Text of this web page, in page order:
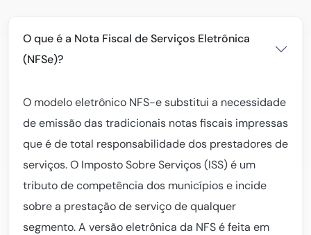
O que é a Nota Fiscal de Serviços Eletrônica
(NFSe)?
O modelo eletrônico NFS-e substitui a necessidade
de emissão das tradicionais notas fiscais impressas
que é de total responsabilidade dos prestadores de
serviços. O Imposto Sobre Serviços (ISS) é um
tributo de competência dos municípios e incide
sobre a prestação de serviço de qualquer
segmento. A versão eletrônica da NFS é feita em